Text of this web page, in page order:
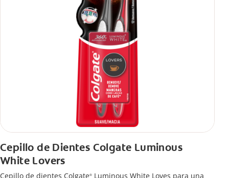
Cepillo de Dientes Colgate Luminous
White Lovers
Cepillo de dientes Colgate® Luminous White Loves para una